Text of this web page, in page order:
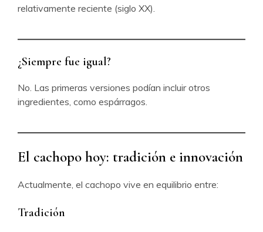
relativamente reciente (siglo XX).
¿Siempre fue igual?
No. Las primeras versiones podían incluir otros
ingredientes, como espárragos.
El cachopo hoy: tradición e innovación
Actualmente, el cachopo vive en equilibrio entre:
Tradición